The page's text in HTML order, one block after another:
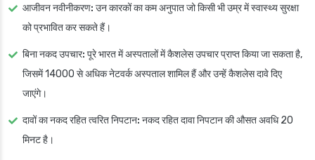
आजीवन नवीनीकरण: उन कारकों का कम अनुपात जो किसी भी उम्र में स्वास्थ्य सुरक्षा
को प्रभावित कर सकते हैं।
बिना नकद उपचार: पूरे भारत में अस्पतालों में कैशलेस उपचार प्राप्त किया जा सकता है,
जिसमें 14000 से अधिक नेटवर्क अस्पताल शामिल हैं और उन्हें कैशलेस दावे दिए
जाएंगे।
दावों का नकद रहित त्वरित निपटान: नकद रहित दावा निपटान की औसत अवधि 20
मिनट है।